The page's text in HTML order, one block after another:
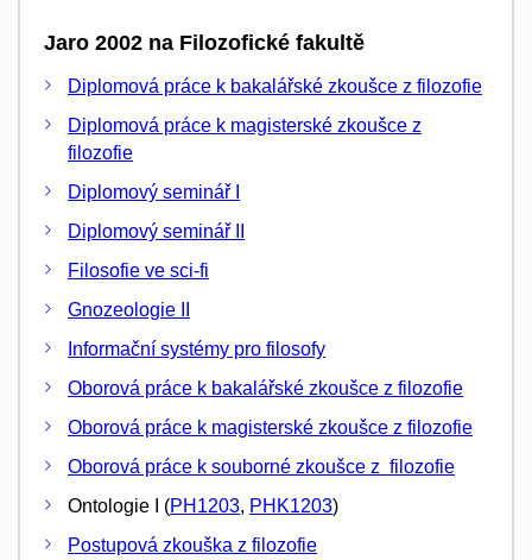
Jaro 2002 na Filozofické fakultě
Diplomová práce k bakalářské zkoušce z filozofie
Diplomová práce k magisterské zkoušce z
filozofie
Diplomový seminář I
Diplomový seminář II
Filosofie ve sci-fi
Gnozeologie II
Informační systémy pro filosofy
Oborová práce k bakalářské zkoušce z filozofie
Oborová práce k magisterské zkoušce z filozofie
Oborová práce k souborné zkoušce z filozofie
Ontologie I (PH1203, PHK1203)
Postupová zkouška z filozofie